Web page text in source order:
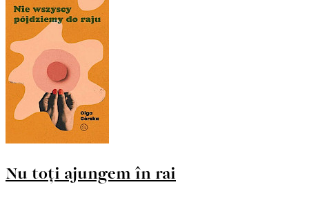
Nu toți ajungem în rai